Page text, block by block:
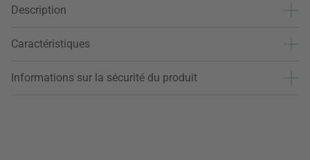
Description
Caractéristiques
Informations sur la sécurité du produit